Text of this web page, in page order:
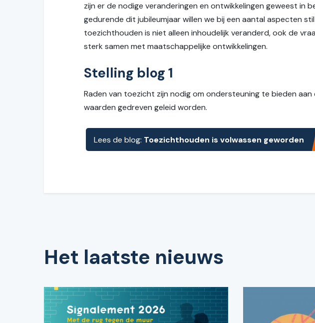
zijn er de nodige veranderingen en ontwikkelingen geweest in
gedurende dit jubileumjaar willen we bij een aantal aspecten
toezichthouden is niet alleen inhoudelijk veranderd, ook de
sterk samen met maatschappelijke ontwikkelingen.
Stelling blog 1
Raden van toezicht zijn nodig om ondersteuning te bieden
waarden gedreven geleid worden.
Lees de blog: Toezichthouden is volwassen geworden
Het laatste nieuws